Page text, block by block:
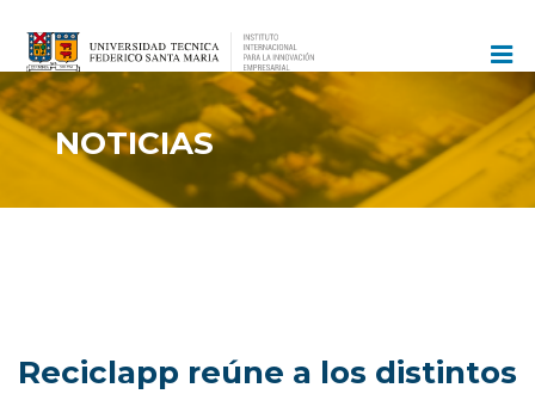
contenido
NOTICIAS
Reciclapp reúne a los distintos